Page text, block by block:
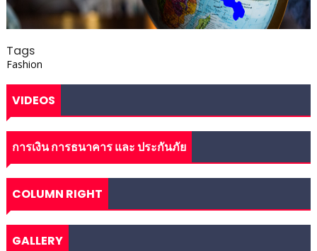
Tags
Fashion
VIDEOS
การเงิน การธนาคาร และ ประกันภัย
COLUMN RIGHT
GALLERY